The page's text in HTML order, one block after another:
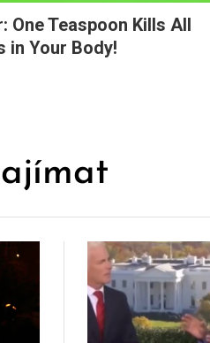
One Teaspoon Kills All
in Your Body!